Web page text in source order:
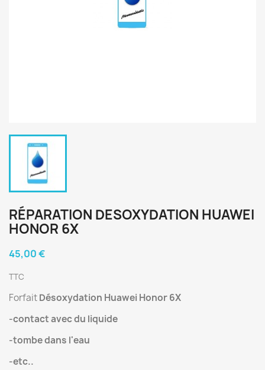
RÉPARATION DESOXYDATION HUAWEI
HONOR 6X
45,00 €
TTC
ForfaitDésoxydation Huawei Honor 6X
-contact avec du liquide
-tombe dans l'eau
-etc..